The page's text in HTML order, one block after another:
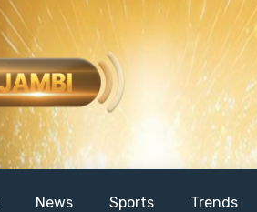
News Sports Trends